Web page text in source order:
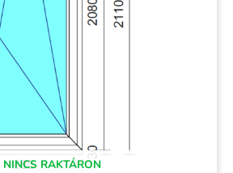
NINCS RAKTÁRON